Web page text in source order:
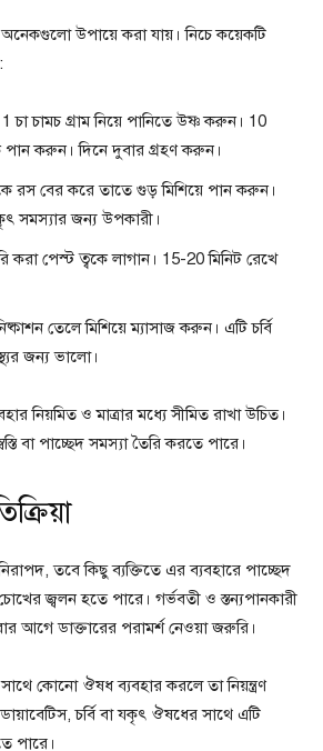
উপায়ে করা যায়। নিচে কয়েকটি
চা চামচ গ্রাম নিয়ে পানিতে উষ্ণ করুন। 10
পান করুন। দিনে দুবার গ্রহণ করুন।
রস বের করে তাতে গুড় মিশিয়ে পান করুন।
সমস্যার জন্য উপকারী।
করা পেস্ট ত্বকে লাগান। 15-20 মিনিট রেখে
তেলে মিশিয়ে ম্যাসাজ করুন। এটি চর্বি
জন্য ভালো।
নিয়মিত ও মাত্রার মধ্যে সীমিত রাখা উচিত।
বা পাচ্ছেদ সমস্যা তৈরি করতে পারে।
তবে কিছু ব্যক্তিতে এর ব্যবহারে পাচ্ছেদ
জ্বলন হতে পারে। গর্ভবতী ও স্তন্যপানকারী
আগে ডাক্তারের পরামর্শ নেওয়া জরুরি।
কোনো ঔষধ ব্যবহার করলে তা নিয়ন্ত্রণ
চর্বি বা যকৃৎ ঔষধের সাথে এটি
পারে।